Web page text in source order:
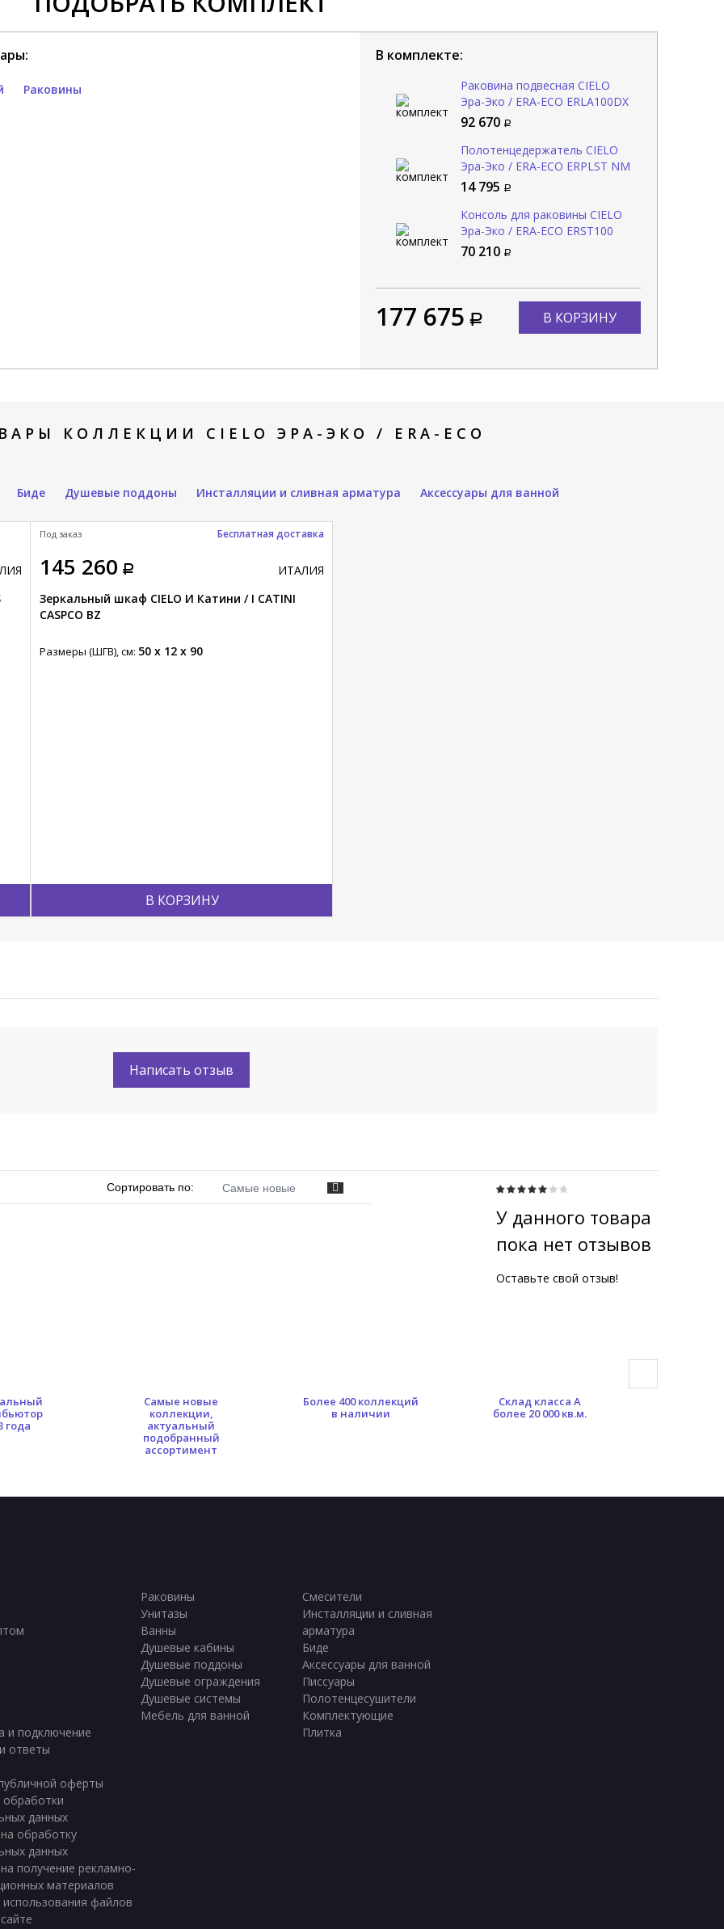
Раковины
В комплекте:
Раковина подвесная CIELO
Эра-Эко / ERA-ECO ERLA100DX
AV
92 670
Полотенцедержатель CIELO
Эра-Эко / ERA-ECO ERPLST NM
14 795
Консоль для раковины CIELO
Эра-Эко / ERA-ECO ERST100
NM
70 210
177 675 В КОРЗИНУ
КОЛЛЕКЦИИ CIELO ЭРА-ЭКО / ERA-ECO
Биде Душевые поддоны Инсталляции и сливная арматура Аксессуары для ванной
145 260
В КОРЗИНУ
ИТАЛИЯ
Зеркальный шкаф CIELO И Катини / I CATINI
CASPCO BZ
Размеры (ШГВ), см: 50 x 12 x 90
Под заказ Бесплатная доставка
Написать отзыв
У данного товара
пока нет отзывов
Оставьте свой отзыв!
Сортировать по: Самые новые
года
Самые новые
коллекции,
актуальный
подобранный
ассортимент
Более 400 коллекций
в наличии
Склад класса А
более 20 000 кв.м.
и подключение
ответы
оферты
обработки
данных
на обработку
данных
на получение рекламно-
материалов
использования файлов
Раковины
Унитазы
Ванны
Душевые кабины
Душевые поддоны
Душевые ограждения
Душевые системы
Мебель для ванной
Смесители
Инсталляции и сливная
арматура
Биде
Аксессуары для ванной
Писсуары
Полотенцесушители
Комплектующие
Плитка